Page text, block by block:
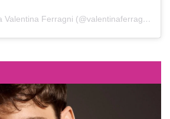
Un post condiviso da Valentina Ferragni (@valentinaferragni)